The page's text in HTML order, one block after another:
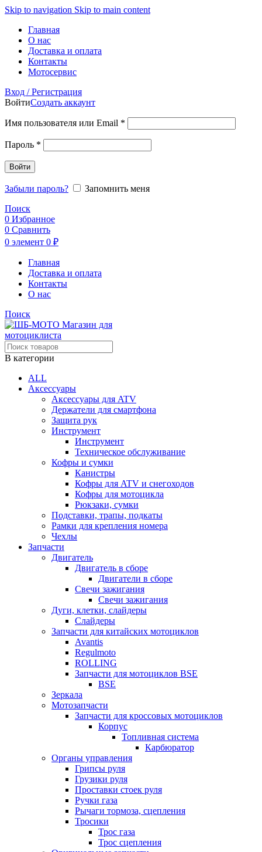
Skip to navigation Skip to main content
Главная
О нас
Доставка и оплата
Контакты
Мотосервис
Вход / Регистрация
ВойтиСоздать аккаунт
Имя пользователя или Email *
Пароль *
Войти
Забыли пароль?
Запомнить меня
Поиск
0 Избранное
0 Сравнить
0 элемент 0 ₽
Главная
Доставка и оплата
Контакты
О нас
Поиск
В категории
ALL
Аксессуары
Аксессуары для ATV
Держатели для смартфона
Защита рук
Инструмент
Инструмент
Техническое обслуживание
Кофры и сумки
Канистры
Кофры для ATV и снегоходов
Кофры для мотоцикла
Рюкзаки, сумки
Подставки, трапы, подкаты
Рамки для крепления номера
Чехлы
Запчасти
Двигатель
Двигатель в сборе
Двигатели в сборе
Свечи зажигания
Свечи зажигания
Дуги, клетки, слайдеры
Слайдеры
Запчасти для китайских мотоциклов
Avantis
Regulmoto
ROLLING
Запчасти для мотоциклов BSE
BSE
Зеркала
Мотозапчасти
Запчасти для кроссовых мотоциклов
Корпус
Топливная система
Карбюратор
Органы управления
Грипсы руля
Грузики руля
Проставки стоек руля
Ручки газа
Рычаги тормоза, сцепления
Тросики
Трос газа
Трос сцепления